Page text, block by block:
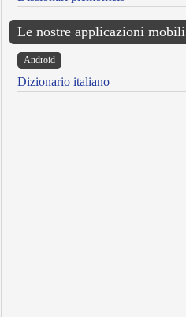
Le nostre applicazioni mobili
Android
Dizionario italiano